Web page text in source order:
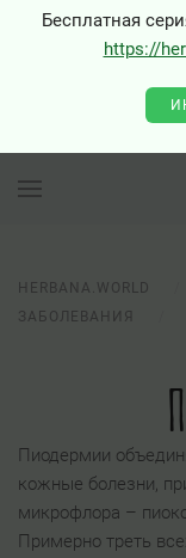
Бесплатная
https://
HERBANA.WORLD
ЗАБОЛЕВАНИЯ
Пиодермии
кожные болезни,
микрофлора –
Примерно треть